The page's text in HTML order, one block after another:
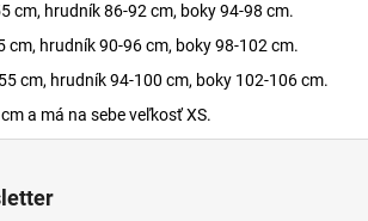
cm, hrudník 86-92 cm, boky 94-98 cm.
cm, hrudník 90-96 cm, boky 98-102 cm.
cm, hrudník 94-100 cm, boky 102-106 cm.
a má na sebe veľkosť XS.